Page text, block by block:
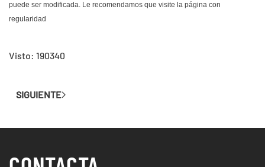
puede ser modificada. Le recomendamos que visite la página con
regularidad
Visto: 190340
SIGUIENTE